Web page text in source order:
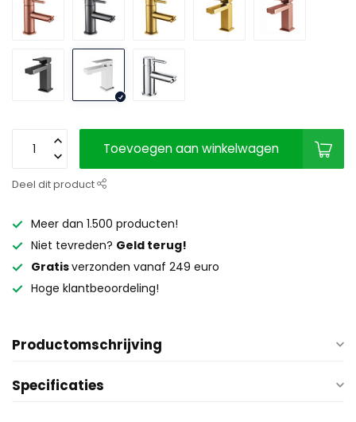
Toevoegen aan winkelwagen
Deel dit product
Meer dan 1.500 producten!
Niet tevreden? Geld terug!
Gratisverzonden vanaf 249 euro
Hoge klantbeoordeling!
Productomschrijving
Specificaties